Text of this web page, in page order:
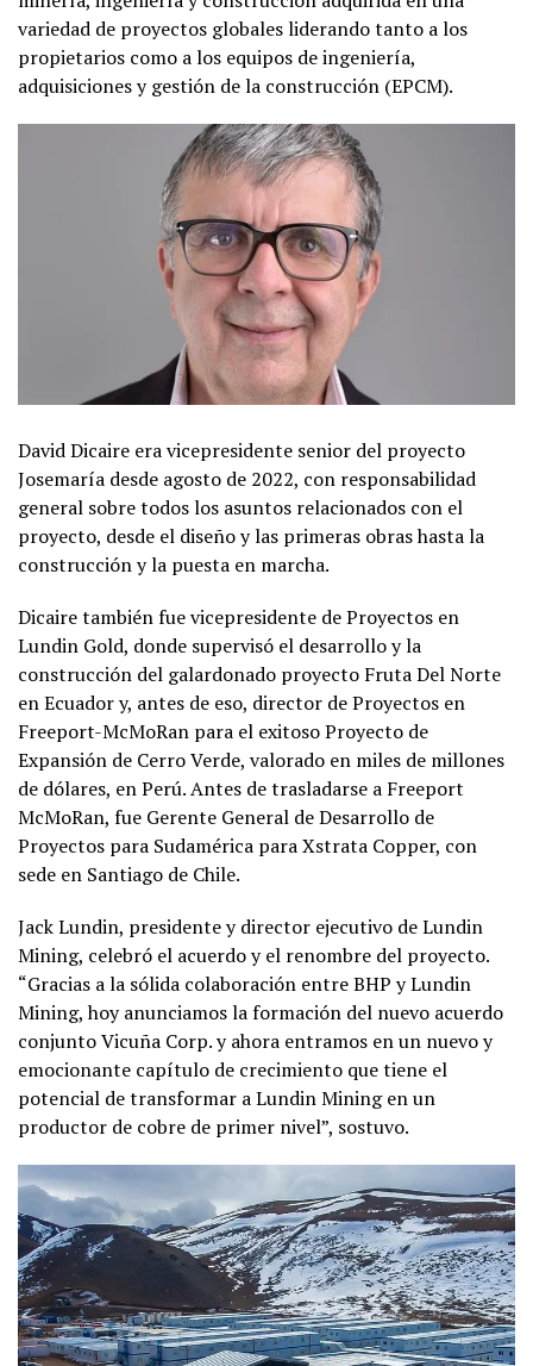
variedad de proyectos globales liderando tanto a los
propietarios como a los equipos de ingeniería,
adquisiciones y gestión de la construcción (EPCM).
David Dicaire era vicepresidente senior del proyecto
Josemaría desde agosto de 2022, con responsabilidad
general sobre todos los asuntos relacionados con el
proyecto, desde el diseño y las primeras obras hasta la
construcción y la puesta en marcha.
Dicaire también fue vicepresidente de Proyectos en
Lundin Gold, donde supervisó el desarrollo y la
construcción del galardonado proyecto Fruta Del Norte
en Ecuador y, antes de eso, director de Proyectos en
Freeport-McMoRan para el exitoso Proyecto de
Expansión de Cerro Verde, valorado en miles de millones
de dólares, en Perú. Antes de trasladarse a Freeport
McMoRan, fue Gerente General de Desarrollo de
Proyectos para Sudamérica para Xstrata Copper, con
sede en Santiago de Chile.
Jack Lundin, presidente y director ejecutivo de Lundin
Mining, celebró el acuerdo y el renombre del proyecto.
“Gracias a la sólida colaboración entre BHP y Lundin
Mining, hoy anunciamos la formación del nuevo acuerdo
conjunto Vicuña Corp. y ahora entramos en un nuevo y
emocionante capítulo de crecimiento que tiene el
potencial de transformar a Lundin Mining en un
productor de cobre de primer nivel”, sostuvo.